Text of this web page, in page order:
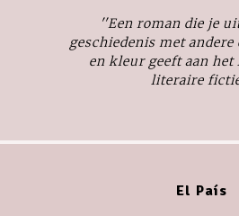
''Een roman die je
geschiedenis met andere
en kleur geeft aan het
literaire
El País